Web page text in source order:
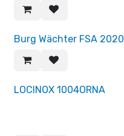
Einde reeks!
Burg Wächter FSA 2020
LOCINOX 1004ORNA